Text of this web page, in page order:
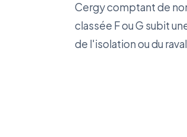
Cergy comptant de
classée F ou G subit
de l'isolation ou du